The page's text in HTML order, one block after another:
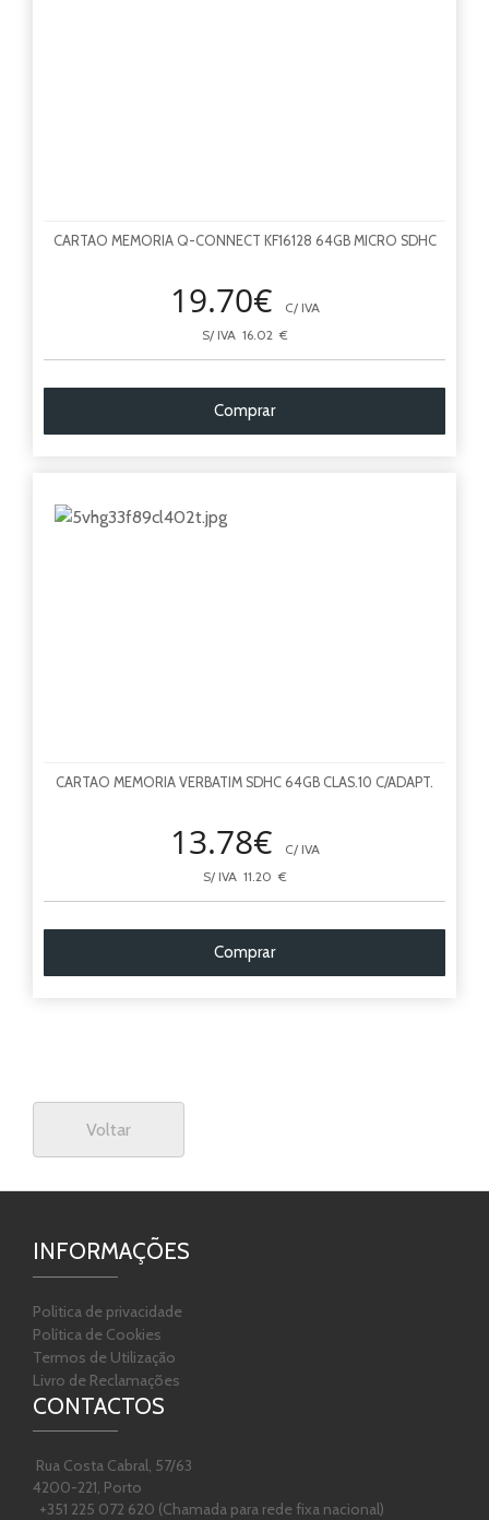
CARTAO MEMORIA Q-CONNECT KF16128 64GB MICRO SDHC
19.70€
C/ IVA
S/ IVA 16.02 €
Comprar
CARTAO MEMORIA VERBATIM SDHC 64GB CLAS.10 C/ADAPT.
13.78€
C/ IVA
S/ IVA 11.20 €
Comprar
Voltar
INFORMAÇÕES
Politica de privacidade
Política de Cookies
Termos de Utilização
Livro de Reclamações
CONTACTOS
Rua Costa Cabral, 57/63
4200-221, Porto
+351 225 072 620 (Chamada para rede fixa nacional)